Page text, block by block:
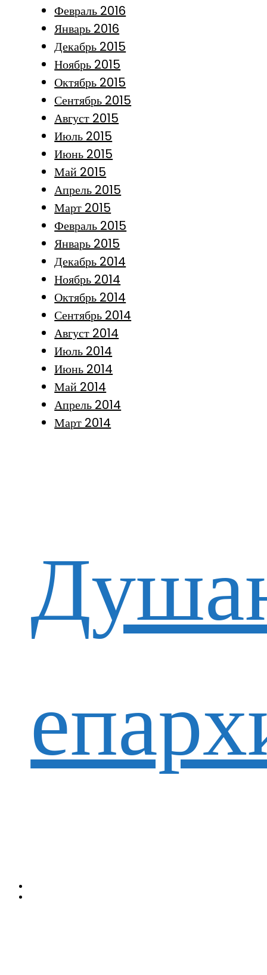
Февраль 2016
Январь 2016
Декабрь 2015
Ноябрь 2015
Октябрь 2015
Сентябрь 2015
Август 2015
Июль 2015
Июнь 2015
Май 2015
Апрель 2015
Март 2015
Февраль 2015
Январь 2015
Декабрь 2014
Ноябрь 2014
Октябрь 2014
Сентябрь 2014
Август 2014
Июль 2014
Июнь 2014
Май 2014
Апрель 2014
Март 2014